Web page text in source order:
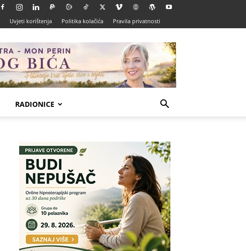
Uvjeti korištenja Politika kolačića Pravila privatnosti
RADIONICE